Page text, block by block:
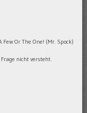
Or The One! (Mr. Spock)
nicht versteht.